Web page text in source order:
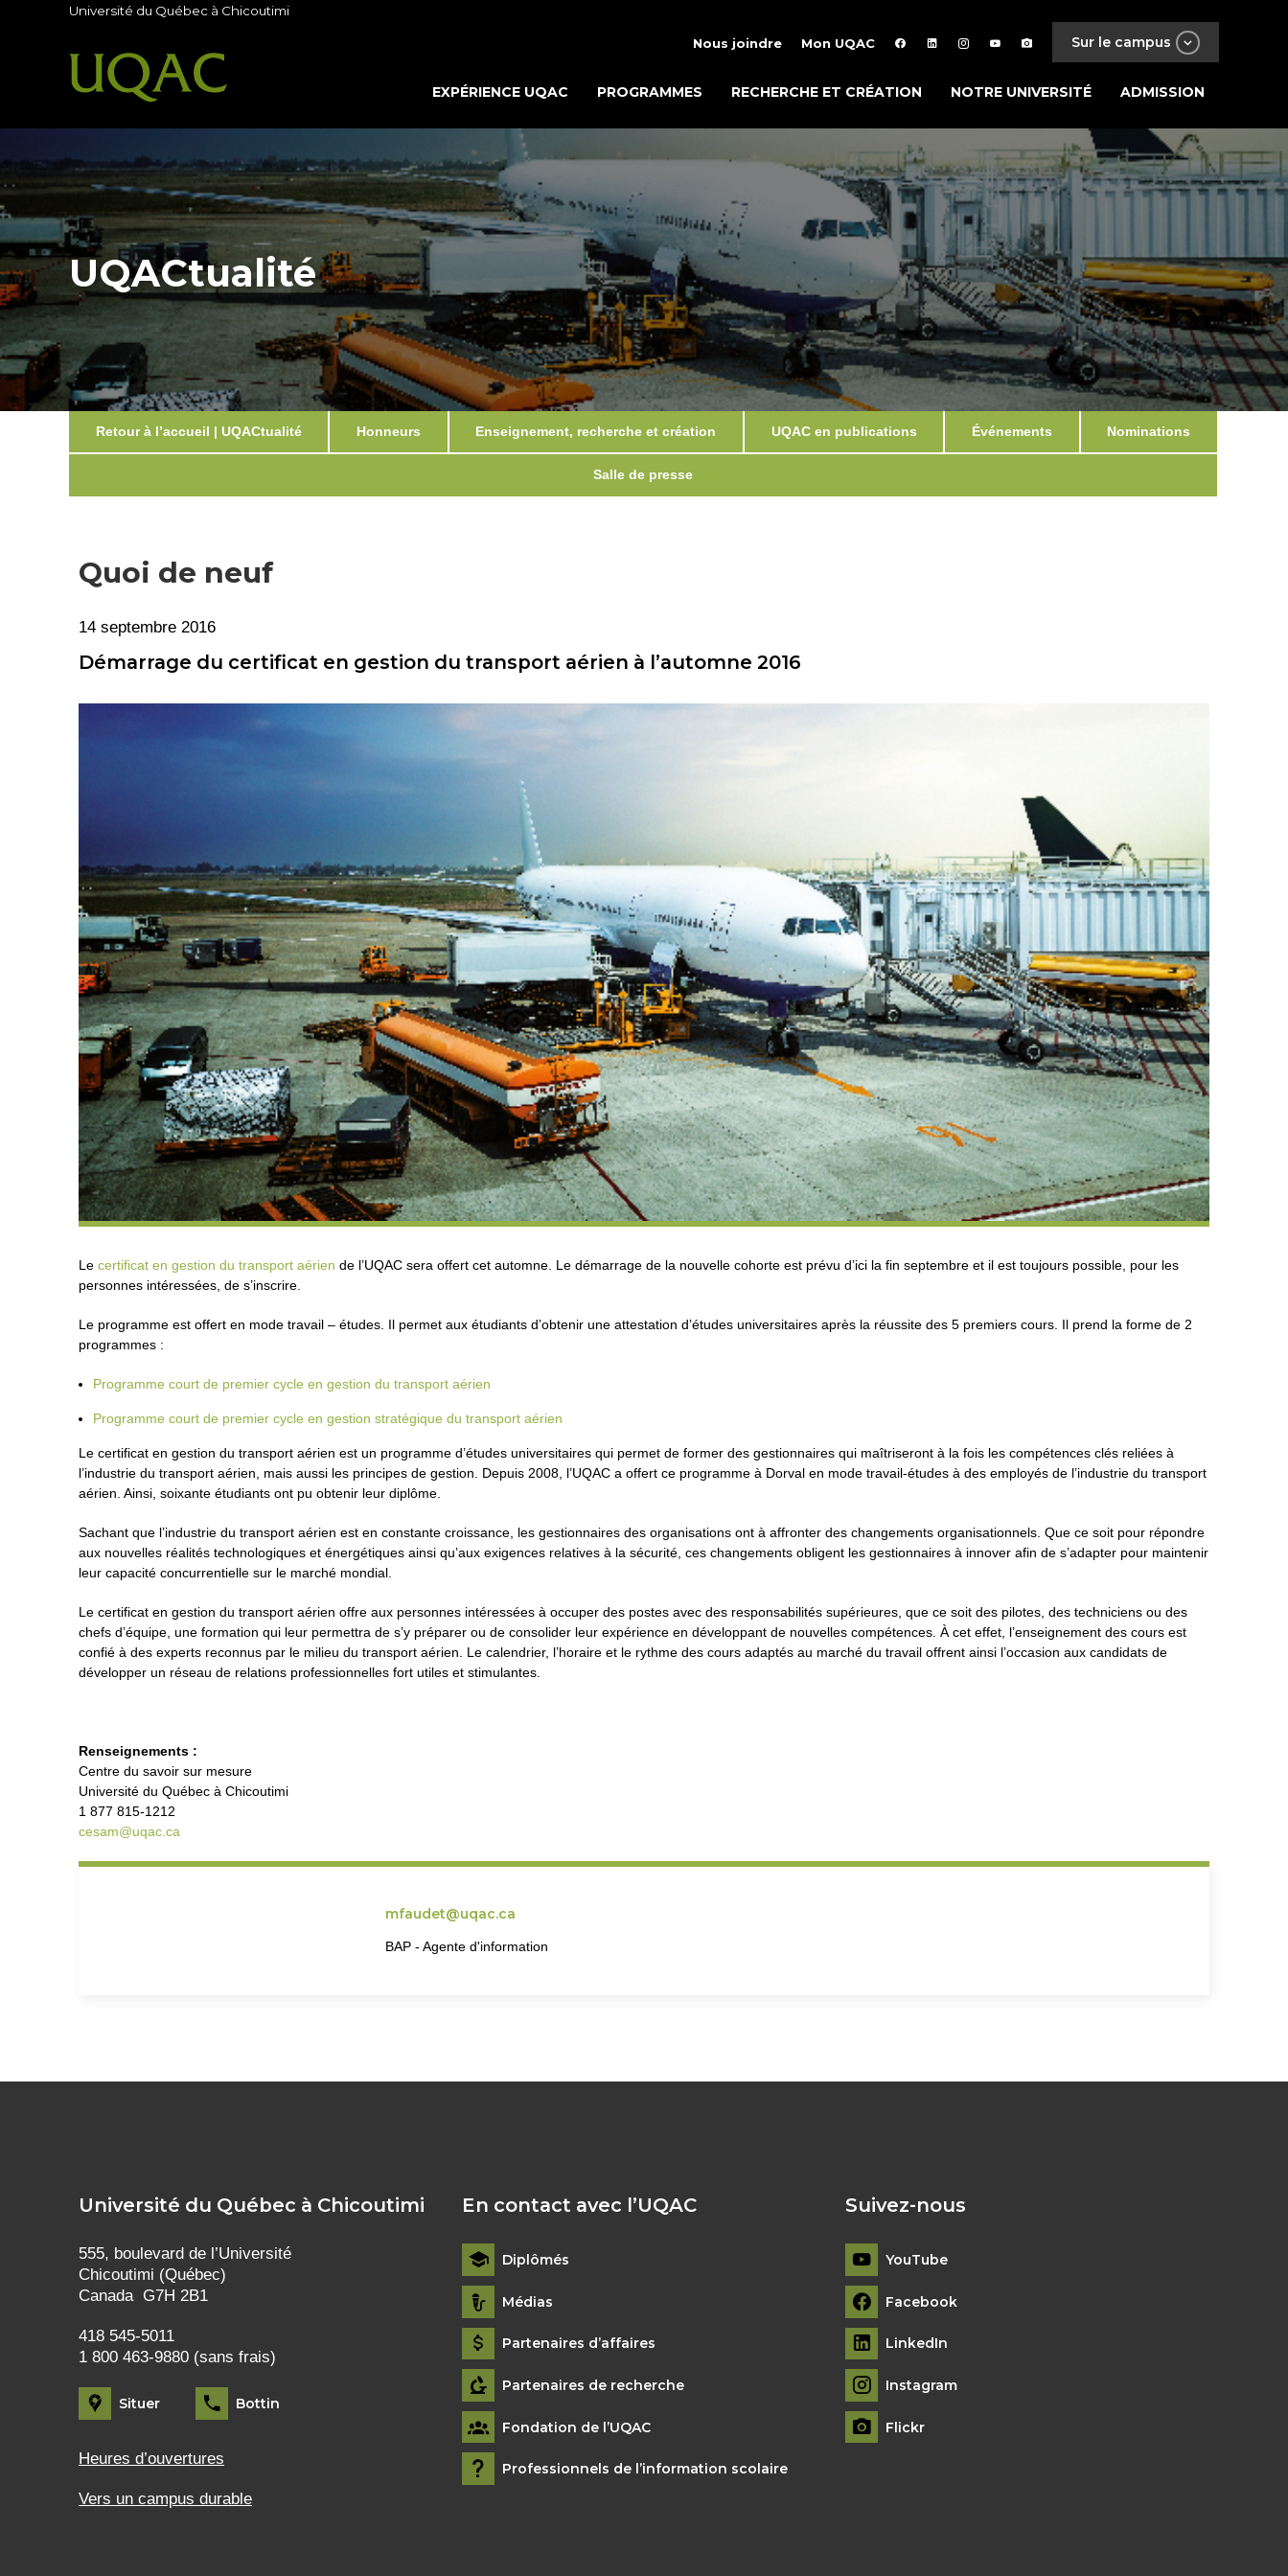
Université du Québec à Chicoutimi
Sur le campus
Nous joindre Mon UQAC
EXPÉRIENCE UQAC PROGRAMMES RECHERCHE ET CRÉATION NOTRE UNIVERSITÉ ADMISSION
UQACtualité
Retour à l’accueil | UQACtualité Honneurs Enseignement, recherche et création UQAC en publications Événements Nominations
Salle de presse
Quoi de neuf
14 septembre 2016
Démarrage du certificat en gestion du transport aérien à l’automne 2016
Le certificat en gestion du transport aérien de l’UQAC sera offert cet automne. Le démarrage de la nouvelle cohorte est prévu d’ici la fin septembre et il est toujours possible, pour les
personnes intéressées, de s’inscrire.
Le programme est offert en mode travail – études. Il permet aux étudiants d’obtenir une attestation d’études universitaires après la réussite des 5 premiers cours. Il prend la forme de 2
programmes :
Programme court de premier cycle en gestion du transport aérien
Programme court de premier cycle en gestion stratégique du transport aérien
Le certificat en gestion du transport aérien est un programme d’études universitaires qui permet de former des gestionnaires qui maîtriseront à la fois les compétences clés reliées à
l’industrie du transport aérien, mais aussi les principes de gestion. Depuis 2008, l’UQAC a offert ce programme à Dorval en mode travail-études à des employés de l’industrie du transport
aérien. Ainsi, soixante étudiants ont pu obtenir leur diplôme.
Sachant que l’industrie du transport aérien est en constante croissance, les gestionnaires des organisations ont à affronter des changements organisationnels. Que ce soit pour répondre
aux nouvelles réalités technologiques et énergétiques ainsi qu’aux exigences relatives à la sécurité, ces changements obligent les gestionnaires à innover afin de s’adapter pour maintenir
leur capacité concurrentielle sur le marché mondial.
Le certificat en gestion du transport aérien offre aux personnes intéressées à occuper des postes avec des responsabilités supérieures, que ce soit des pilotes, des techniciens ou des
chefs d’équipe, une formation qui leur permettra de s’y préparer ou de consolider leur expérience en développant de nouvelles compétences. À cet effet, l’enseignement des cours est
confié à des experts reconnus par le milieu du transport aérien. Le calendrier, l’horaire et le rythme des cours adaptés au marché du travail offrent ainsi l’occasion aux candidats de
développer un réseau de relations professionnelles fort utiles et stimulantes.
Renseignements :
Centre du savoir sur mesure
Université du Québec à Chicoutimi
1 877 815-1212
cesam@uqac.ca
mfaudet@uqac.ca
BAP - Agente d'information
Université du Québec à Chicoutimi
555, boulevard de l’Université
Chicoutimi (Québec)
Canada G7H 2B1
418 545-5011
1 800 463-9880 (sans frais)
Situer Bottin
Heures d’ouvertures
Vers un campus durable
En contact avec l’UQAC
Diplômés
Médias
Partenaires d’affaires
Partenaires de recherche
Fondation de l’UQAC
Professionnels de l’information scolaire
Suivez-nous
YouTube
Facebook
LinkedIn
Instagram
Flickr